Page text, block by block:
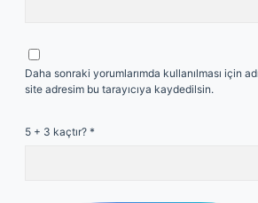
Daha sonraki yorumlarımda kullanılması için
site adresim bu tarayıcıya kaydedilsin.
5 + 3 kaçtır? *